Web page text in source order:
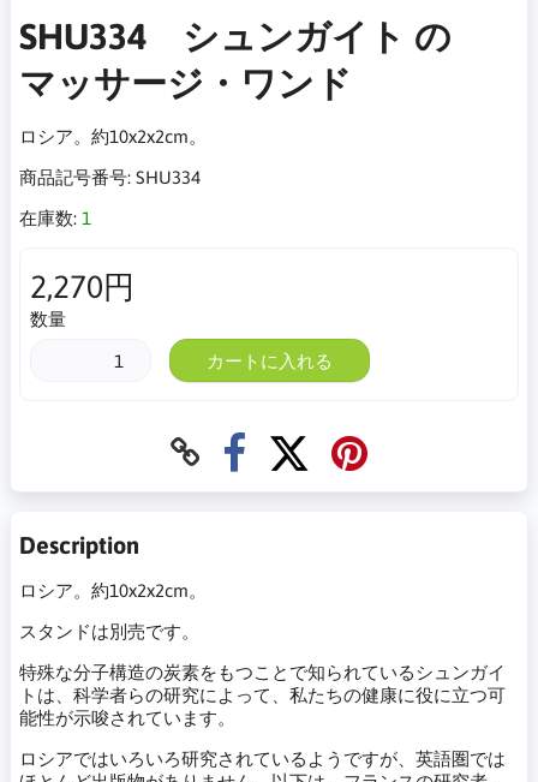
SHU334 シュンガイト の
マッサージ・ワンド
ロシア。約10x2x2cm。
商品記号番号: SHU334
在庫数: 1
2,270円
数量
カートに入れる
Description
ロシア。約10x2x2cm。
スタンドは別売です。
特殊な分子構造の炭素をもつことで知られているシュンガイ
トは、科学者らの研究によって、私たちの健康に役に立つ可
能性が示唆されています。
ロシアではいろいろ研究されているようですが、英語圏では